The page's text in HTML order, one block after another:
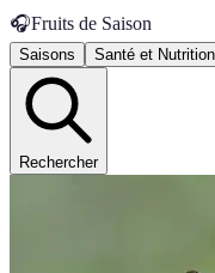
🎧Fruits de Saison
Saisons Santé et Nutrition
Rechercher